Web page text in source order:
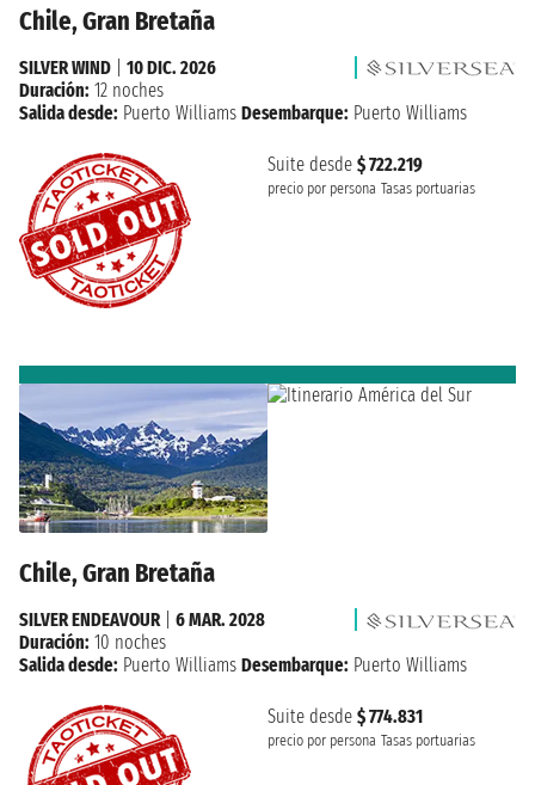
Chile, Gran Bretaña
Suite desde $ 722.219
precio por persona Tasas portuarias
SILVER WIND
10 DIC. 2026
Duración: 12 noches
Salida desde: Puerto Williams Desembarque: Puerto Williams
Chile, Gran Bretaña
Suite desde $ 774.831
precio por persona Tasas portuarias
SILVER ENDEAVOUR| 6 MAR. 2028
Duración: 10 noches
Salida desde: Puerto Williams Desembarque: Puerto Williams